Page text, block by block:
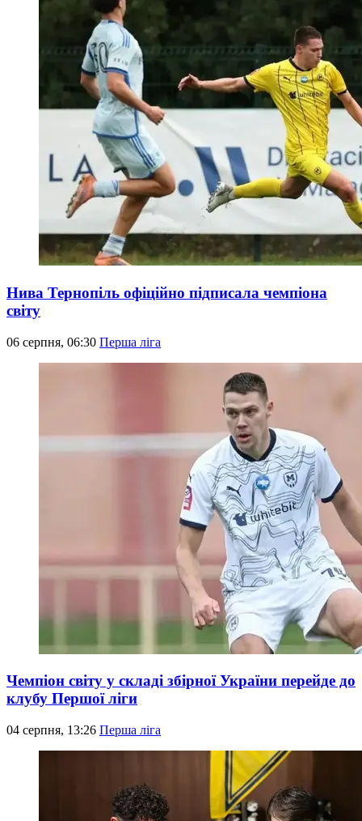
Нива Тернопіль офіційно підписала чемпіона
світу
06 серпня, 06:30 Перша ліга
Чемпіон світу у складі збірної України перейде до
клубу Першої ліги
04 серпня, 13:26 Перша ліга